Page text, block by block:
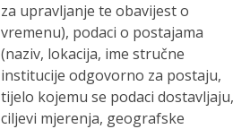
za upravljanje te obavijest o
vremenu), podaci o postajama
(naziv, lokacija, ime stručne
institucije odgovorno za postaju,
tijelo kojemu se podaci dostavljaju,
ciljevi mjerenja, geografske